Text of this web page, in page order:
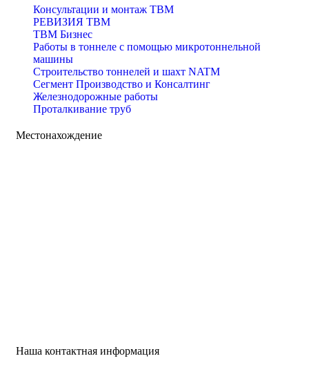
Консультации и монтаж TBM
РЕВИЗИЯ ТBМ
ТBМ Бизнес
Работы в тоннеле с помощью микротоннельной
машины
Строительство тоннелей и шахт NATM
Сегмент Производство и Консалтинг
Железнодорожные работы
Проталкивание труб
Местонахождение
Наша контактная информация